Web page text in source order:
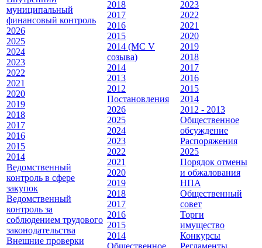
муниципальный
финансовый контроль
2026
2025
2024
2023
2022
2021
2020
2019
2018
2017
2016
2015
2014
Ведомственный
контроль в сфере
закупок
Ведомственный
контроль за
соблюдением трудового
законодательства
Внешние проверки
2018
2017
2016
2015
2014 (МС V
созыва)
2014
2013
2012
Постановления
2026
2025
2024
2023
2022
2021
2020
2019
2018
2017
2016
2015
2014
Общественное
2023
2022
2021
2020
2019
2018
2017
2016
2015
2014
2012 - 2013
Общественное
обсуждение
Распоряжения
2025
Порядок отмены
и обжалования
НПА
Общественный
совет
Торги
имущество
Конкурсы
Регламенты